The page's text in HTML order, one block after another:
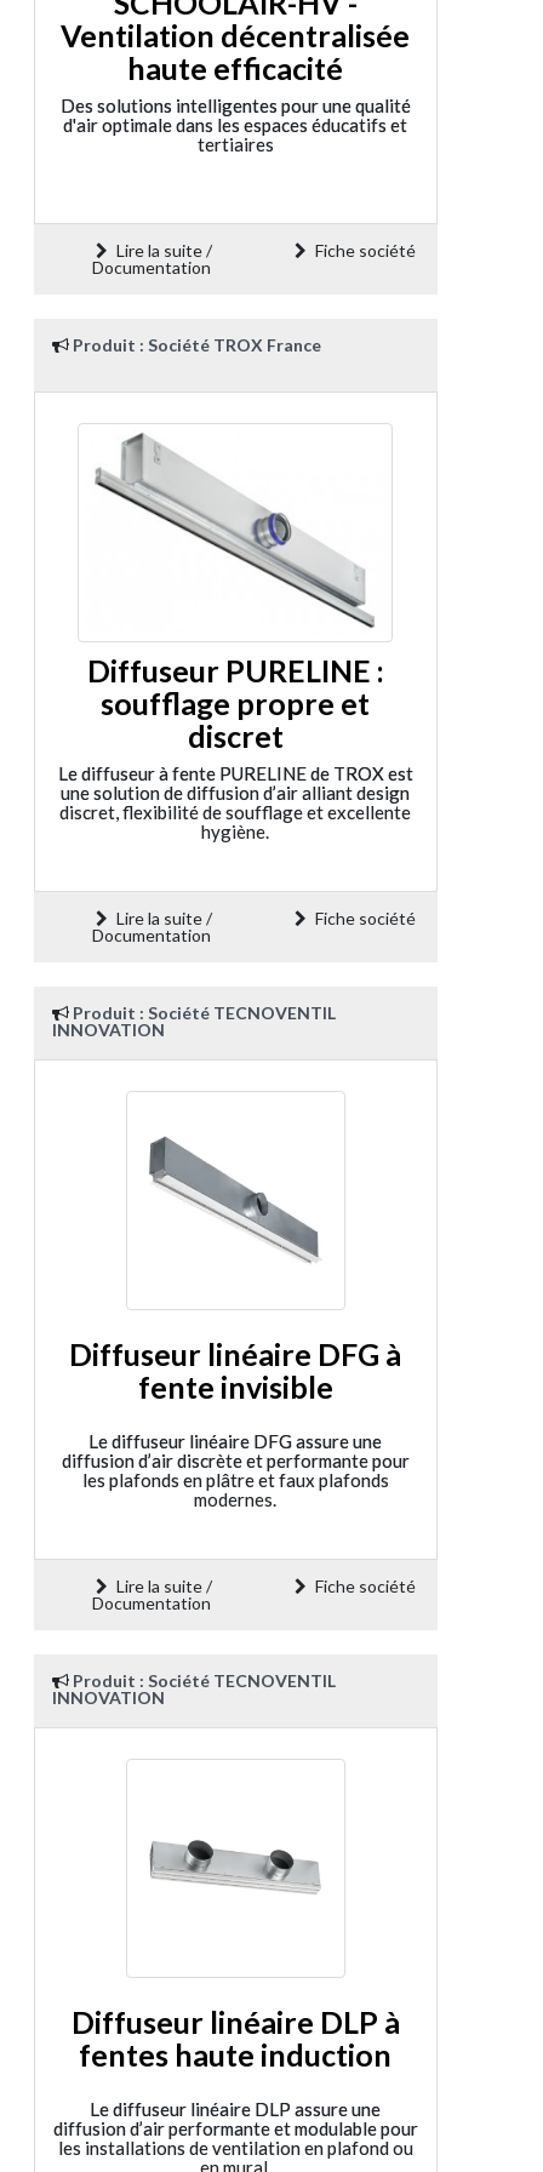
Ventilation décentralisée
haute efficacité
Des solutions intelligentes pour une qualité
d'air optimale dans les espaces éducatifs et
tertiaires
Lire la suite /
Documentation
Fiche société
Produit : Société TROX France
Diffuseur PURELINE :
soufflage propre et
discret
Le diffuseur à fente PURELINE de TROX est
une solution de diffusion d’air alliant design
discret, flexibilité de soufflage et excellente
hygiène.
Lire la suite /
Documentation
Fiche société
Produit : Société TECNOVENTIL
INNOVATION
Diffuseur linéaire DFG à
fente invisible
Le diffuseur linéaire DFG assure une
diffusion d’air discrète et performante pour
les plafonds en plâtre et faux plafonds
modernes.
Lire la suite /
Documentation
Fiche société
Produit : Société TECNOVENTIL
INNOVATION
Diffuseur linéaire DLP à
fentes haute induction
Le diffuseur linéaire DLP assure une
diffusion d’air performante et modulable pour
les installations de ventilation en plafond ou
en mural.